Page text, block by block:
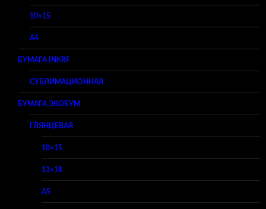
10×15
A4
БУМАГА INKRF
СУБЛИМАЦИОННАЯ
БУМАГА ЭКОБУМ
ГЛЯНЦЕВАЯ
10×15
13×18
A5